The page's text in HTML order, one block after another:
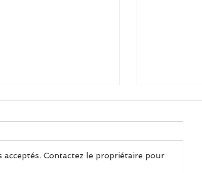
Contactez le propriétaire pour